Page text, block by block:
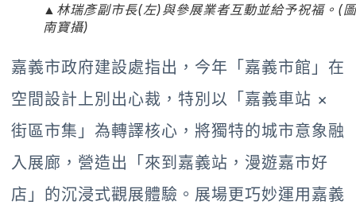
▲林瑞彥副市長(左)與參展業者互動並給予祝福。(
南寶攝)
嘉義市政府建設處指出，今年「嘉義市館」在
空間設計上別出心裁，特別以「嘉義車站 ×
街區市集」為轉譯核心，將獨特的城市意象融
入展廊，營造出「來到嘉義站，漫遊嘉市好
店」的沉浸式觀展體驗。展場更巧妙運用嘉義